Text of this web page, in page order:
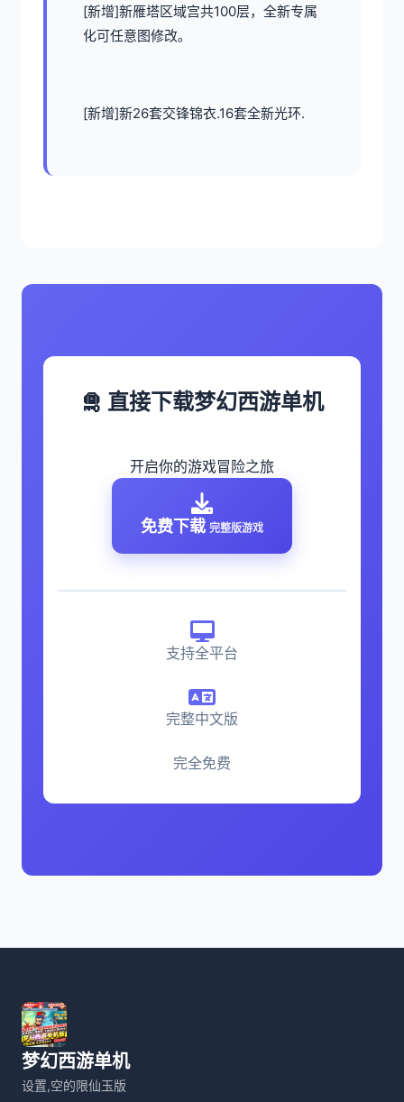
[新增]新雁塔区域宫共100层，全新专属
化可任意图修改。
[新增]新26套交锋锦衣.16套全新光环.
🛅 直接下载梦幻西游单机
开启你的游戏冒险之旅
免费下载 完整版游戏
支持全平台
完整中文版
完全免费
梦幻西游单机
设置,空的限仙玉版